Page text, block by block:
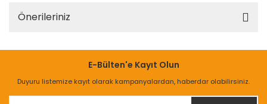
Önerileriniz
E-Bülten'e Kayıt Olun
Duyuru listemize kayıt olarak kampanyalardan, haberdar olabilirsiniz.